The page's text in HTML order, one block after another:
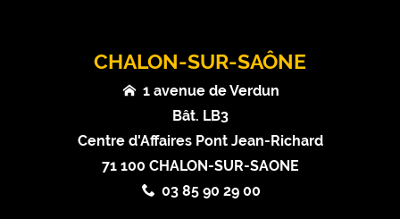
CHALON-SUR-SAÔNE
1 avenue de Verdun
Bât. LB3
Centre d'Affaires Pont Jean-Richard
71 100 CHALON-SUR-SAONE
03 85 90 29 00